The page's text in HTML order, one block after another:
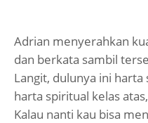
Adrian menyerahkan
dan berkata sambil
Langit, dulunya ini
harta spiritual kelas
Kalau nanti kau bisa